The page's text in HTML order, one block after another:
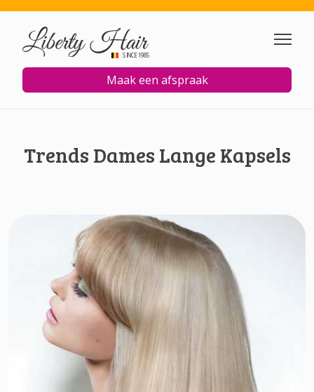
Overslaan en naar de inhoud
SINCE 1985
Maak een afspraak
Trends Dames Lange Kapsels